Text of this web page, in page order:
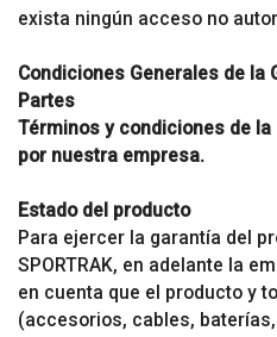
exista ningún acceso no
Condiciones Generales de la
Partes
Términos y condiciones de
por nuestra empresa.
Estado del producto
Para ejercer la garantía del
SPORTRAK, en adelante la
en cuenta que el producto y
(accesorios, cables,